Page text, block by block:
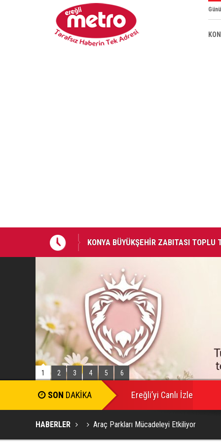
KONYA BÜYÜKŞEHİR ZABITASI TOPLU
KONYA BİSİKLET FESTİVALİ’NİN
1 2 3 4 5 6
Ereğli’yi Canlı İzle
HABERLER Araç Parkları Mücadeleyi Etkiliyor